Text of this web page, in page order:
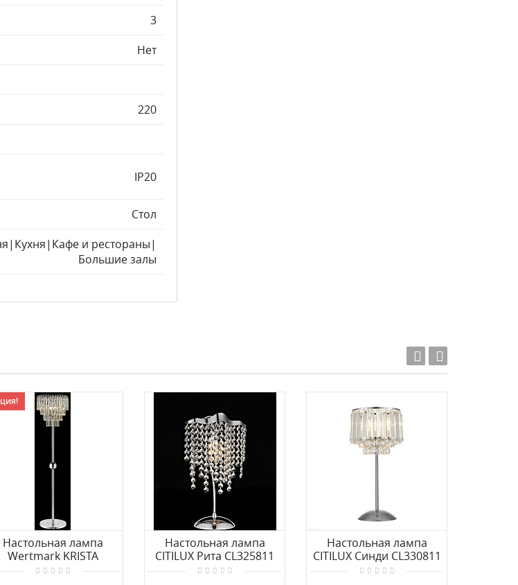
3
Нет
220
IP20
Стол
и рестораны|
Большие залы
Настольная лампа
Wertmark KRISTA
WE130.04.105
Настольная лампа
CITILUX Рита CL325811
Настольная лампа
CITILUX Синди CL330811